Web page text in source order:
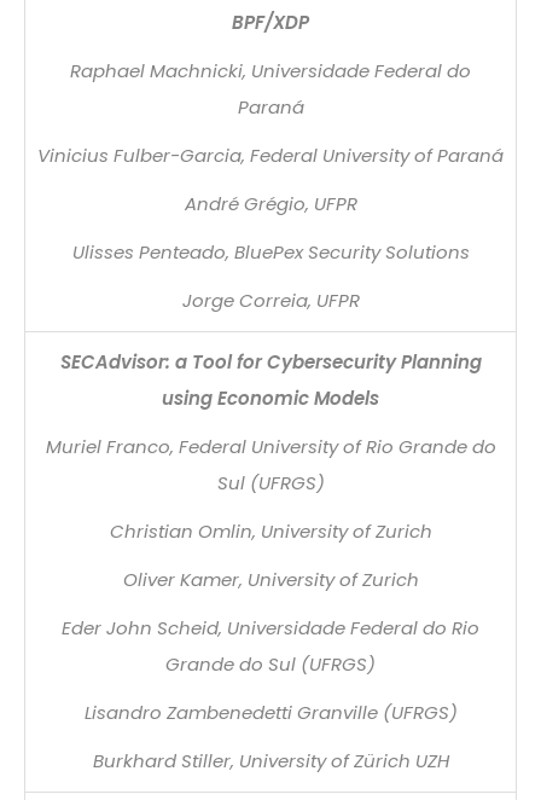
BPF/XDP
Raphael Machnicki, Universidade Federal do
Paraná
Vinicius Fulber-Garcia, Federal University of Paraná
André Grégio, UFPR
Ulisses Penteado, BluePex Security Solutions
Jorge Correia, UFPR
SECAdvisor: a Tool for Cybersecurity Planning
using Economic Models
Muriel Franco, Federal University of Rio Grande do
Sul (UFRGS)
Christian Omlin, University of Zurich
Oliver Kamer, University of Zurich
Eder John Scheid, Universidade Federal do Rio
Grande do Sul (UFRGS)
Lisandro Zambenedetti Granville (UFRGS)
Burkhard Stiller, University of Zürich UZH